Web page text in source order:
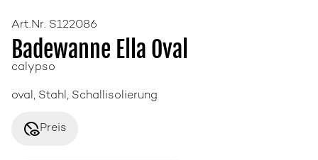
Art.Nr. S122086
Badewanne Ella Oval
calypso
oval, Stahl, Schallisolierung
disabled_visiblePreis